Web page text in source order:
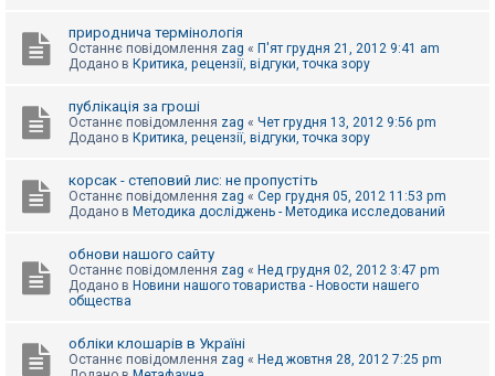
природнича термінологія
Останнє повідомлення zag « П'ят грудня 21, 2012 9:41 am
Додано в Критика, рецензії, відгуки, точка зору
публікація за гроші
Останнє повідомлення zag « Чет грудня 13, 2012 9:56 pm
Додано в Критика, рецензії, відгуки, точка зору
корсак - степовий лис: не пропустіть
Останнє повідомлення zag « Сер грудня 05, 2012 11:53 pm
Додано в Методика досліджень - Методика исследований
обнови нашого сайту
Останнє повідомлення zag « Нед грудня 02, 2012 3:47 pm
Додано в Новини нашого товариства - Новости нашего
общества
обліки клошарів в Україні
Останнє повідомлення zag « Нед жовтня 28, 2012 7:25 pm